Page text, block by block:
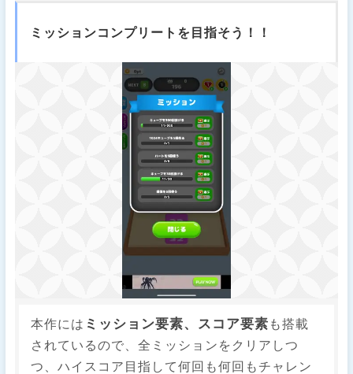
ミッションコンプリートを目指そう！！
本作には ミッション要素、スコア要素 も搭載
されているので、全ミッションをクリアしつ
つ、ハイスコア目指して何回も何回もチャレン